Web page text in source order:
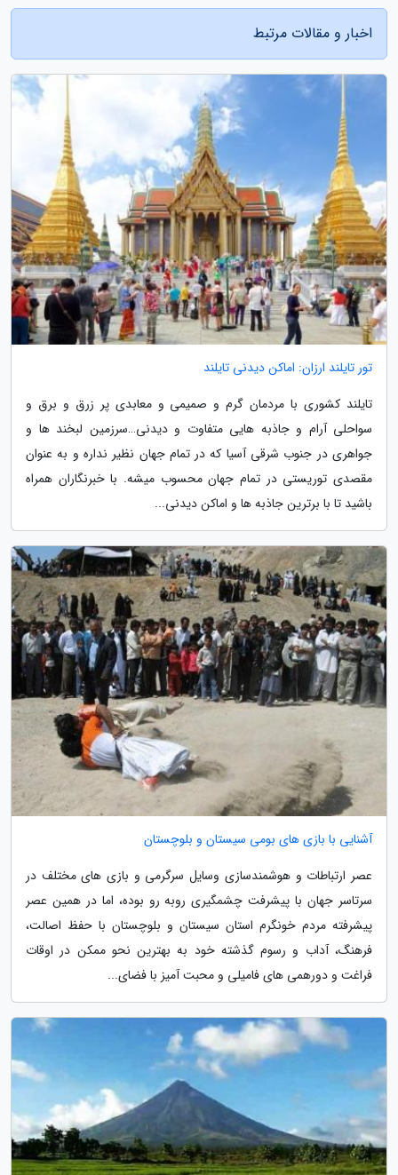
اخبار و مقالات مرتبط
تور تایلند ارزان: اماکن دیدنی تایلند
تایلند کشوری با مردمان گرم و صمیمی و معابدی پر زرق و برق و
سواحلی آرام و جاذبه هایی متفاوت و دیدنی…سرزمین لبخند ها و
جواهری در جنوب شرقی آسیا که در تمام جهان نظیر نداره و به عنوان
مقصدی توریستی در تمام جهان محسوب میشه. با خبرنگاران همراه
باشید تا با برترین جاذبه ها و اماکن دیدنی...
آشنایی با بازی های بومی سیستان و بلوچستان
عصر ارتباطات و هوشمندسازی وسایل سرگرمی و بازی های مختلف در
سرتاسر جهان با پیشرفت چشمگیری روبه رو بوده، اما در همین عصر
پیشرفته مردم خونگرم استان سیستان و بلوچستان با حفظ اصالت،
فرهنگ، آداب و رسوم گذشته خود به بهترین نحو ممکن در اوقات
فراغت و دورهمی های فامیلی و محبت آمیز با فضای...